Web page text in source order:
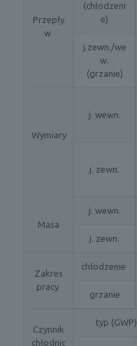
Przepły
w
(chłodzeni
e)
j.zewn./we
w.
(grzanie)
Wymiary
j. wewn.
j. zewn.
Masa
j. wewn.
j. zewn.
Zakres
pracy
chłodzenie
grzanie
Czynnik
chłodnic
typ (GWP)